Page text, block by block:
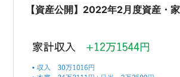
ローワーク」、第３話「目指せ！ 貯金一
【資産公開】2022年2月度資産・